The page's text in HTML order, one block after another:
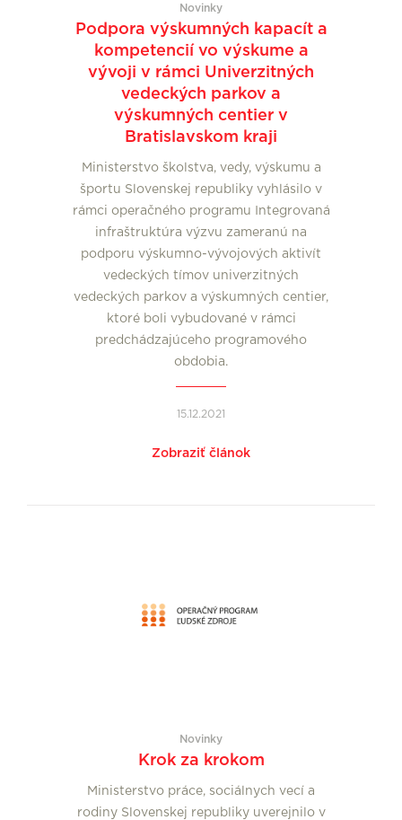
Novinky
Podpora výskumných kapacít a
kompetencií vo výskume a
vývoji v rámci Univerzitných
vedeckých parkov a
výskumných centier v
Bratislavskom kraji
Ministerstvo školstva, vedy, výskumu a
športu Slovenskej republiky vyhlásilo v
rámci operačného programu Integrovaná
infraštruktúra výzvu zameranú na
podporu výskumno-vývojových aktivít
vedeckých tímov univerzitných
vedeckých parkov a výskumných centier,
ktoré boli vybudované v rámci
predchádzajúceho programového
obdobia.
15.12.2021
Zobraziť článok
Novinky
Krok za krokom
Ministerstvo práce, sociálnych vecí a
rodiny Slovenskej republiky uverejnilo v